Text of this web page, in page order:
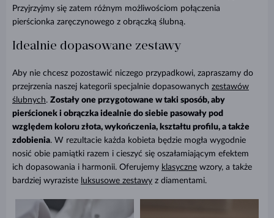
Przyjrzyjmy się zatem różnym możliwościom połączenia
pierścionka zaręczynowego z obrączką ślubną.
Idealnie dopasowane zestawy
Aby nie chcesz pozostawić niczego przypadkowi, zapraszamy do
przejrzenia naszej kategorii specjalnie dopasowanych zestawów
ślubnych. Zostały one przygotowane w taki sposób, aby
pierścionek i obrączka idealnie do siebie pasowały pod
względem koloru złota, wykończenia, kształtu profilu, a także
zdobienia. W rezultacie każda kobieta będzie mogła wygodnie
nosić obie pamiątki razem i cieszyć się oszałamiającym efektem
ich dopasowania i harmonii. Oferujemy klasyczne wzory, a także
bardziej wyraziste luksusowe zestawy z diamentami.